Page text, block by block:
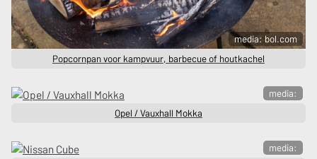
media: bol.com
Popcornpan voor kampvuur, barbecue of houtkachel
media:
Opel / Vauxhall Mokka
media: